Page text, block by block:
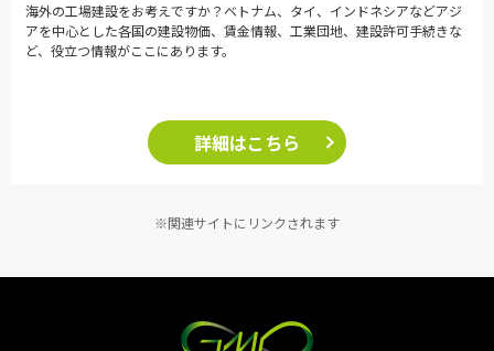
海外の工場建設をお考えですか？ベトナム、タイ、インドネシアなどアジ
アを中心とした各国の建設物価、賃金情報、工業団地、建設許可手続きな
ど、役立つ情報がここにあります。
詳細はこちら
※関連サイトにリンクされます